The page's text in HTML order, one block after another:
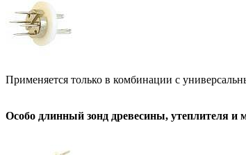
Применяется только в комбинации с
Особо длинный зонд древесины, утеплителя и